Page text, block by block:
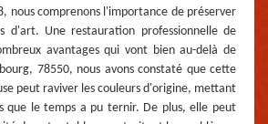
nous comprenons l'importance de préserver
d'art. Une restauration professionnelle de
avantages qui vont bien au-delà de
78550, nous avons constaté que cette
peut raviver les couleurs d'origine, mettant
que le temps a pu ternir. De plus, elle peut